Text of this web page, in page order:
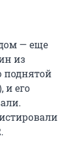
— еще
из
поднятой
его